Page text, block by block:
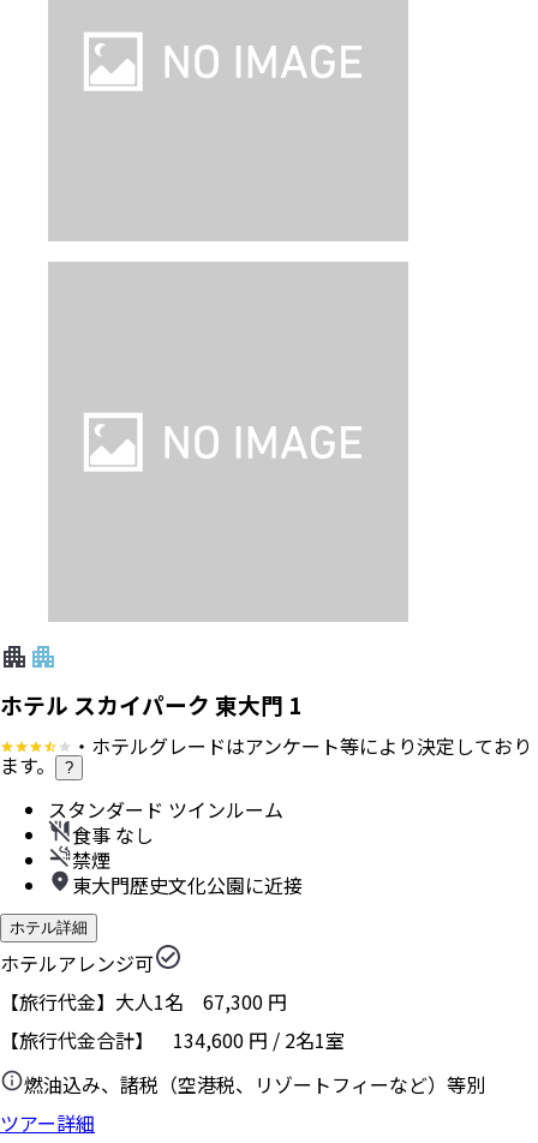
ホテル スカイパーク 東大門 1
・ホテルグレードはアンケート等により決定しており
ます。 ?
スタンダード ツインルーム
食事 なし
禁煙
東大門歴史文化公園に近接
ホテル詳細
ホテルアレンジ可
【旅行代金】大人1名 67,300 円
【旅行代金合計】 134,600 円 / 2名1室
燃油込み、諸税（空港税、リゾートフィーなど）等別
ツアー詳細